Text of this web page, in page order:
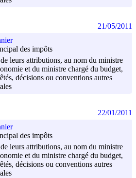
des impôts
leurs attributions, au nom du ministre
et du ministre chargé du budget,
décisions ou conventions autres
21/05/2011
des impôts
leurs attributions, au nom du ministre
et du ministre chargé du budget,
décisions ou conventions autres
22/01/2011